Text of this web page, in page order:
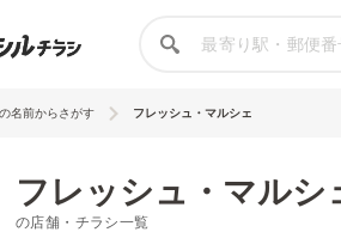
名前からさがす フレッシュ・マルシェ
フレッシュ・マルシ
の店舗・チラシ一覧